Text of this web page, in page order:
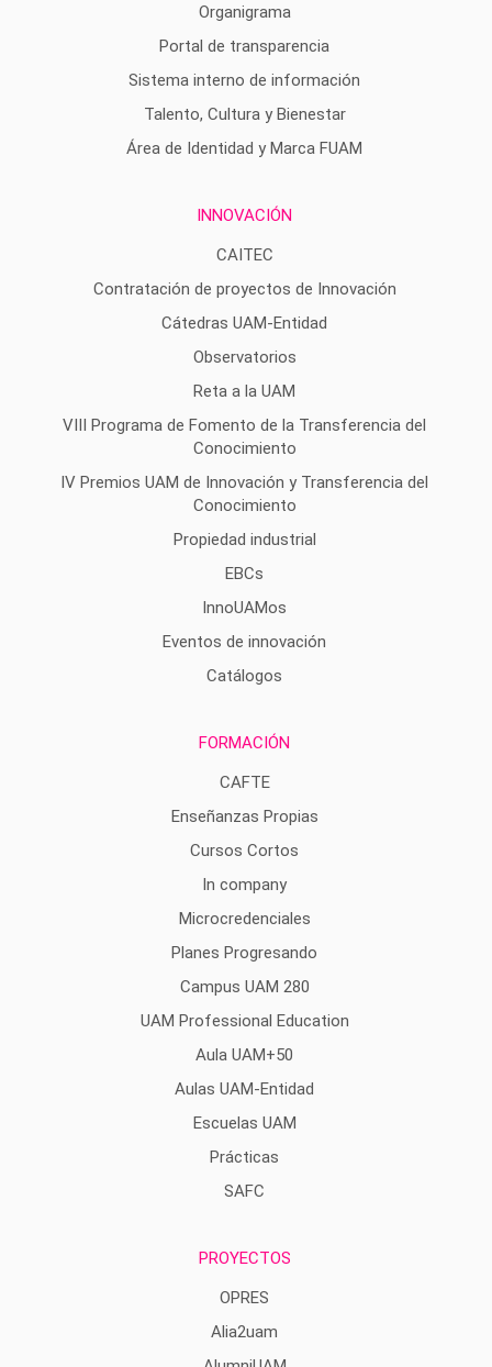
Organigrama
Portal de transparencia
Sistema interno de información
Talento, Cultura y Bienestar
Área de Identidad y Marca FUAM
INNOVACIÓN
CAITEC
Contratación de proyectos de Innovación
Cátedras UAM-Entidad
Observatorios
Reta a la UAM
VIII Programa de Fomento de la Transferencia del
Conocimiento
IV Premios UAM de Innovación y Transferencia del
Conocimiento
Propiedad industrial
EBCs
InnoUAMos
Eventos de innovación
Catálogos
FORMACIÓN
CAFTE
Enseñanzas Propias
Cursos Cortos
In company
Microcredenciales
Planes Progresando
Campus UAM 280
UAM Professional Education
Aula UAM+50
Aulas UAM-Entidad
Escuelas UAM
Prácticas
SAFC
PROYECTOS
OPRES
Alia2uam